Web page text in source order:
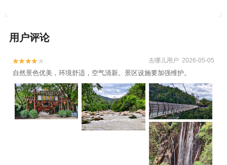
用户评论

 去哪儿用户 2026-05-05
自然景色优美，环境舒适，空气清新。景区设施要加强维护。